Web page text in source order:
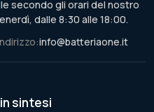
secondo gli orari del nostro
dalle 8:30 alle 18:00.
info@batteriaone.it
sintesi